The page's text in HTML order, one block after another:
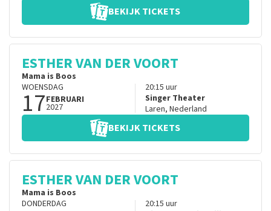
BEKIJK TICKETS
ESTHER VAN DER VOORT
Mama is Boos
WOENSDAG
17FEBRUARI
2027
20:15 uur
Singer Theater
Laren, Nederland
BEKIJK TICKETS
ESTHER VAN DER VOORT
Mama is Boos
DONDERDAG
20:15 uur